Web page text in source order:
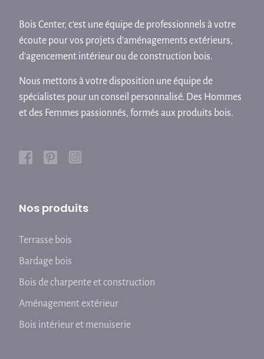
Bois Center, c'est une équipe de professionnels à votre
écoute pour vos projets d'aménagements extérieurs,
d'agencement intérieur ou de construction bois.
Nous mettons à votre disposition une équipe de
spécialistes pour un conseil personnalisé. Des Hommes
et des Femmes passionnés, formés aux produits bois.
Nos produits
Terrasse bois
Bardage bois
Bois de charpente et construction
Aménagement extérieur
Bois intérieur et menuiserie